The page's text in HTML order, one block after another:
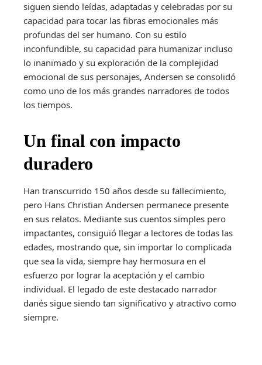
siguen siendo leídas, adaptadas y celebradas por su
capacidad para tocar las fibras emocionales más
profundas del ser humano. Con su estilo
inconfundible, su capacidad para humanizar incluso
lo inanimado y su exploración de la complejidad
emocional de sus personajes, Andersen se consolidó
como uno de los más grandes narradores de todos
los tiempos.
Un final con impacto
duradero
Han transcurrido 150 años desde su fallecimiento,
pero Hans Christian Andersen permanece presente
en sus relatos. Mediante sus cuentos simples pero
impactantes, consiguió llegar a lectores de todas las
edades, mostrando que, sin importar lo complicada
que sea la vida, siempre hay hermosura en el
esfuerzo por lograr la aceptación y el cambio
individual. El legado de este destacado narrador
danés sigue siendo tan significativo y atractivo como
siempre.